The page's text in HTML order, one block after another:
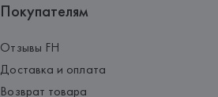
Покупателям
Отзывы FH
Доставка и оплата
Возврат товара